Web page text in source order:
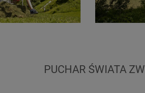
PUCHAR ŚWIATA